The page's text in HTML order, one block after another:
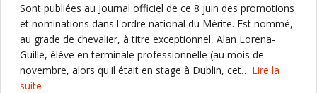
Sont publiées au Journal officiel de ce 8 juin des promotions
et nominations dans l'ordre national du Mérite. Est nommé,
au grade de chevalier, à titre exceptionnel, Alan Lorena-
Guille, élève en terminale professionnelle (au mois de
novembre, alors qu'il était en stage à Dublin, cet… Lire la
suite